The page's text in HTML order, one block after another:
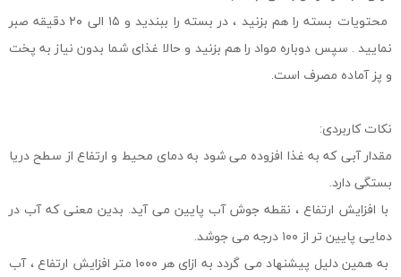
محتویات بسته را هم بزنید ، در بسته را ببندید و ۱۵ الی ۲۰ دقیقه صبر
نمایید . سپس دوباره مواد را هم بزنید و حالا غذای شما بدون نیاز به پخت
و پز آماده مصرف است.
نکات کاربردی:
مقدار آبی که به غذا افزوده می شود به دمای محیط و ارتفاع از سطح دریا
بستگی دارد.
با افزایش ارتفاع ، نقطه جوش آب پایین می آید. بدین معنی که آب در
دمایی پایین تر از ۱۰۰ درجه می جوشد.
به همین دلیل پیشنهاد می گردد به ازای هر ۱۰۰۰ متر افزایش ارتفاع ، آب